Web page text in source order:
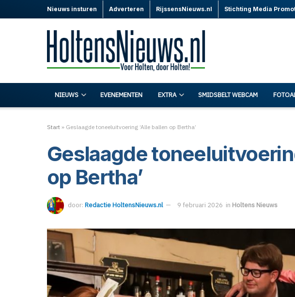
Nieuws insturen Adverteren RijssensNieuws.nl Stichting Media
NIEUWS EVENEMENTEN EXTRA SMIDSBELT WEBCAM
Start » Geslaagde toneeluitvoering ‘Alle ballen op Bertha’
Geslaagde
op Bertha’
door: Redactie HoltensNieuws.nl 9 februari 2026 in Holtens Nieuws